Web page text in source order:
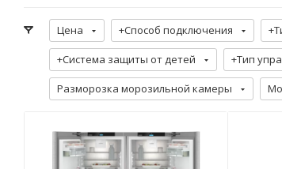
Цена +Способ подключения
+Система защиты от детей +Тип
Разморозка морозильной камеры